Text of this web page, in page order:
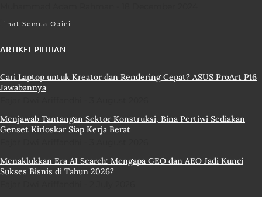
Lihat Semua Opini
ARTIKEL PILIHAN
Cari Laptop untuk Kreator dan Rendering Cepat? ASUS ProArt P16
Jawabannya
Menjawab Tantangan Sektor Konstruksi, Bina Pertiwi Sediakan
Genset Kirloskar Siap Kerja Berat
Menaklukkan Era AI Search: Mengapa GEO dan AEO Jadi Kunci
Sukses Bisnis di Tahun 2026?